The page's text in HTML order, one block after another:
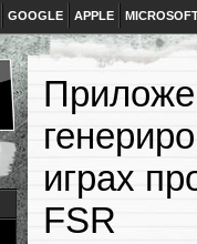
GOOGLE APPLE
играх
FSR